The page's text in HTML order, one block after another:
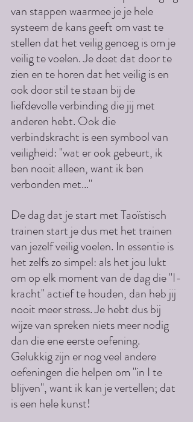
van stappen waarmee je je hele
systeem de kans geeft om vast te
stellen dat het veilig genoeg is om je
veilig te voelen. Je doet dat door te
zien en te horen dat het veilig is en
ook door stil te staan bij de
liefdevolle verbinding die jij met
anderen hebt. Ook die
verbindskracht is een symbool van
veiligheid: "wat er ook gebeurt, ik
ben nooit alleen, want ik ben
verbonden met..."
De dag dat je start met Taoïstisch
trainen start je dus met het trainen
van jezelf veilig voelen. In essentie is
het zelfs zo simpel: als het jou lukt
om op elk moment van de dag die "I-
kracht" actief te houden, dan heb jij
nooit meer stress. Je hebt dus bij
wijze van spreken niets meer nodig
dan die ene eerste oefening.
Gelukkig zijn er nog veel andere
oefeningen die helpen om "in I te
blijven", want ik kan je vertellen; dat
is een hele kunst!